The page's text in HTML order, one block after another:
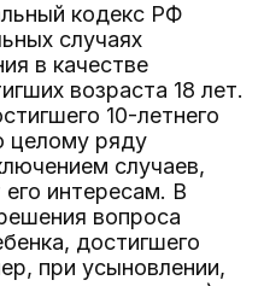
кодекс РФ
случаях
в качестве
возраста 18 лет.
10-летнего
целому ряду
случаев,
интересам. В
вопроса
достигшего
при усыновлении,